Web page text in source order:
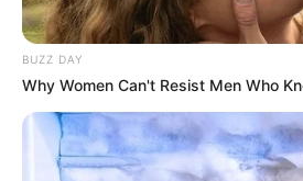
BUZZ DAY
Why Women Can't Resist Men Who